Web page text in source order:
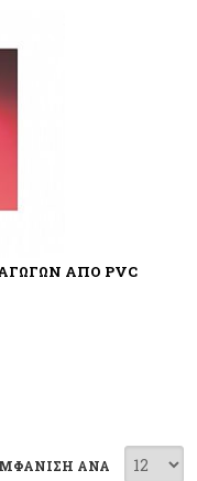
ΑΠΟ PVC
ΑΝΑ